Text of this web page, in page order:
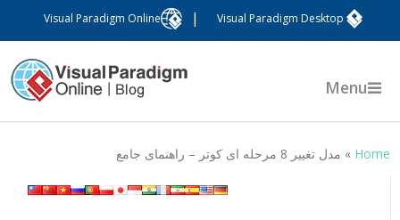
Visual Paradigm Desktop
Visual Paradigm Online
Menu
Home
» مدل تغییر 8 مرحله ای کوتر – راهنمای جامع